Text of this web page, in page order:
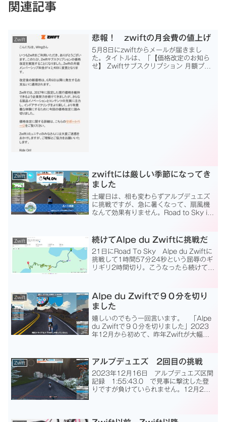
関連記事
Zwift 悲報！ zwiftの月会費の値上げ
5月8日にzwiftからメールが届きまし
た。タイトルは、「【価格改定のお知ら
せ】 Zwiftサブスクリプション 月額プラ
Zwift
zwiftには厳しい季節になってき
ました
土曜日は、相も変わらずアルプデュエズ
に挑戦ですが、急に暑くなって、扇風機
なんて効果有りません。Road to Sky in
ところでストップ。 DNFです...
Zwift 続けてAlpe du Zwiftに挑戦だ
21日にRoad To Sky Alpe du Zwiftに
挑戦して1時間57分24秒という屈辱のギ
リギリ2時間切り。こうなったら続けて挑
に再挑戦です。...
Zwift
Alpe du Zwiftで９０分を切り
ました
嬉しいのでもう一回言います。 「Alpe
du Zwiftで９０分を切りました」2023
年12月から初めて、昨年Zwiftが大幅値
Sky。その中のAlpe ...
Zwift アルプデュエズ 2回目の挑戦
2023年12月16日 アルプデュエズ区間
記録 1:55:43.0 で見事に撃沈した登
りですが負けていられません。12月24